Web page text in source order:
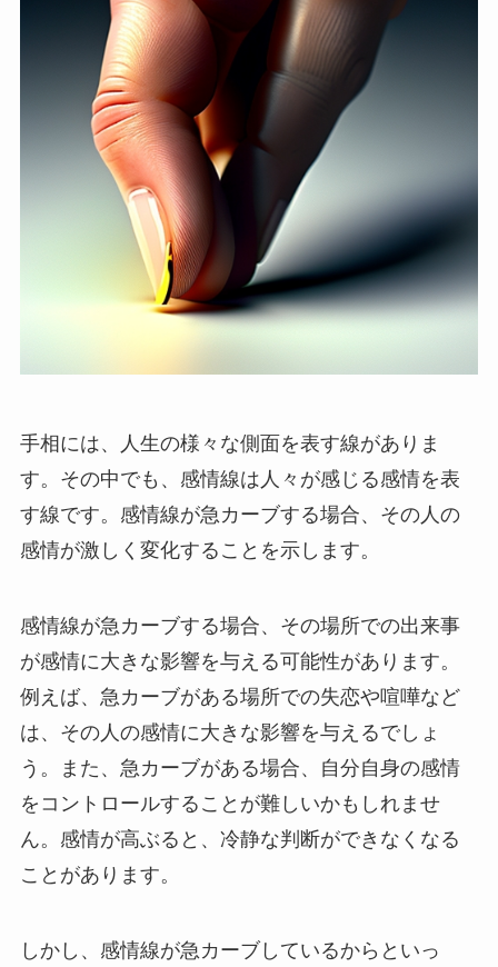
手相には、人生の様々な側面を表す線がありま
す。その中でも、感情線は人々が感じる感情を表
す線です。感情線が急カーブする場合、その人の
感情が激しく変化することを示します。
感情線が急カーブする場合、その場所での出来事
が感情に大きな影響を与える可能性があります。
例えば、急カーブがある場所での失恋や喧嘩など
は、その人の感情に大きな影響を与えるでしょ
う。また、急カーブがある場合、自分自身の感情
をコントロールすることが難しいかもしれませ
ん。感情が高ぶると、冷静な判断ができなくなる
ことがあります。
しかし、感情線が急カーブしているからといっ